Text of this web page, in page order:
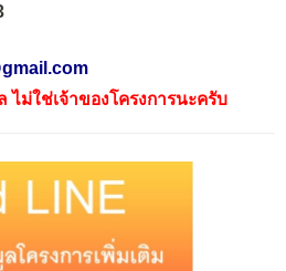
ไม่ใช่เจ้าของโครงการนะครับ